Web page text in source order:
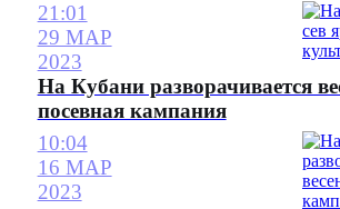
21:01
29 МАР
2023
На Кубани разворачивается
посевная кампания
10:04
16 МАР
2023